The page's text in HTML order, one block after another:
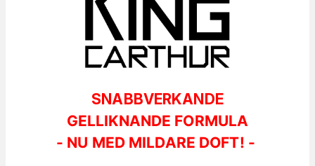
SNABBVERKANDE
GELLIKNANDE FORMULA
- NU MED MILDARE DOFT! -